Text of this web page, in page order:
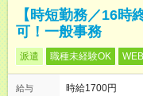
【時短勤務／16時
可！一般事務
派遣 職種未経験OK
給与
時給1700円